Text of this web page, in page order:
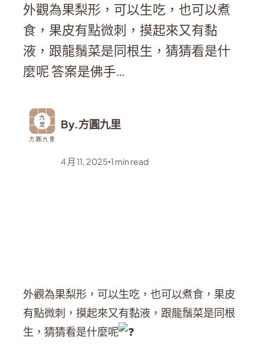
外觀為果梨形，可以生吃，也可以煮
食，果皮有點微刺，摸起來又有黏
液，跟龍鬚菜是同根生，猜猜看是什
麼呢 答案是佛手…
By.方圓九里
4 月 11, 2025 •1 min read
外觀為果梨形，可以生吃，也可以煮食，果皮
有點微刺，摸起來又有黏液，跟龍鬚菜是同根
生，猜猜看是什麼呢